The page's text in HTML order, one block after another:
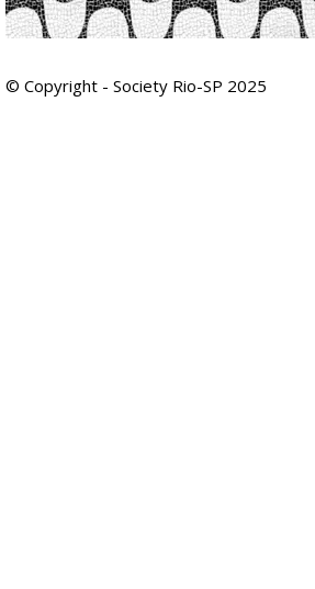
© Copyright - Society Rio-SP 2025